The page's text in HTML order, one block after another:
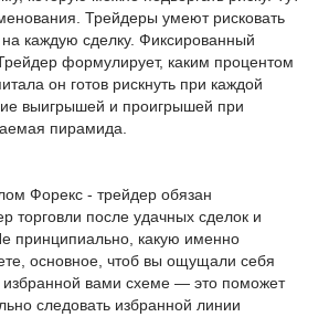
Трейдеры умеют рисковать
каждую сделку. Фиксированный
формулирует, каким процентом
он готов рискнуть при каждой
выигрышей и проигрышей при
пирамида.
Форекс - трейдер обязан
торговли после удачных сделок и
принципиально, какую именно
основное, чтоб вы ощущали себя
избранной вами схеме — это поможет
следовать избранной линии